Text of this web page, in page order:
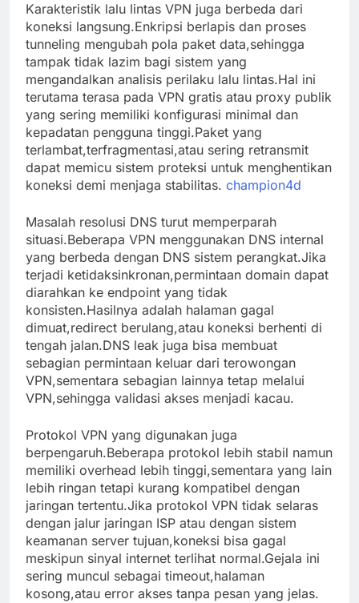
Karakteristik lalu lintas VPN juga berbeda dari
koneksi langsung.Enkripsi berlapis dan proses
tunneling mengubah pola paket data,sehingga
tampak tidak lazim bagi sistem yang
mengandalkan analisis perilaku lalu lintas.Hal ini
terutama terasa pada VPN gratis atau proxy publik
yang sering memiliki konfigurasi minimal dan
kepadatan pengguna tinggi.Paket yang
terlambat,terfragmentasi,atau sering retransmit
dapat memicu sistem proteksi untuk menghentikan
koneksi demi menjaga stabilitas. champion4d
Masalah resolusi DNS turut memperparah
situasi.Beberapa VPN menggunakan DNS internal
yang berbeda dengan DNS sistem perangkat.Jika
terjadi ketidaksinkronan,permintaan domain dapat
diarahkan ke endpoint yang tidak
konsisten.Hasilnya adalah halaman gagal
dimuat,redirect berulang,atau koneksi berhenti di
tengah jalan.DNS leak juga bisa membuat
sebagian permintaan keluar dari terowongan
VPN,sementara sebagian lainnya tetap melalui
VPN,sehingga validasi akses menjadi kacau.
Protokol VPN yang digunakan juga
berpengaruh.Beberapa protokol lebih stabil namun
memiliki overhead lebih tinggi,sementara yang lain
lebih ringan tetapi kurang kompatibel dengan
jaringan tertentu.Jika protokol VPN tidak selaras
dengan jalur jaringan ISP atau dengan sistem
keamanan server tujuan,koneksi bisa gagal
meskipun sinyal internet terlihat normal.Gejala ini
sering muncul sebagai timeout,halaman
kosong,atau error akses tanpa pesan yang jelas.